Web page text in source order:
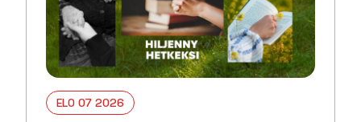
ELO 07 2026